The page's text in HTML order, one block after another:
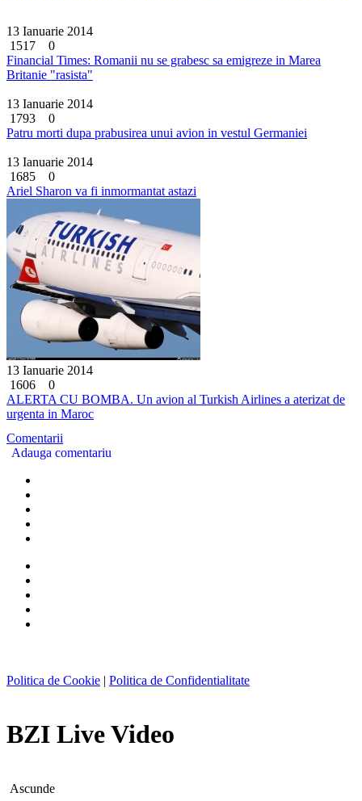
13 Ianuarie 2014
1517
0
Financial Times: Romanii nu se grabesc sa emigreze in Marea
Britanie "rasista"
13 Ianuarie 2014
1793
0
Patru morti dupa prabusirea unui avion in vestul Germaniei
13 Ianuarie 2014
1685
0
Ariel Sharon va fi inmormantat astazi
13 Ianuarie 2014
1606
0
ALERTA CU BOMBA. Un avion al Turkish Airlines a aterizat de
urgenta in Maroc
Comentarii
Adauga comentariu
Politica de Cookie | Politica de Confidentialitate
BZI Live Video
Ascunde